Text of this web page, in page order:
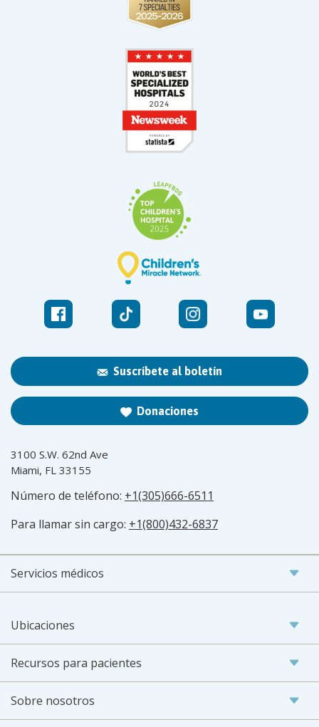
Suscríbete al boletín
Donaciones
3100 S.W. 62nd Ave
Miami, FL 33155
Número de teléfono: +1(305)666-6511
Para llamar sin cargo: +1(800)432-6837
Servicios médicos
Ubicaciones
Recursos para pacientes
Sobre nosotros